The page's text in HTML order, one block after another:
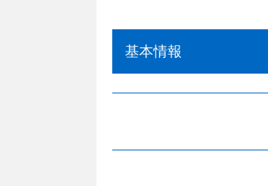
基本情報